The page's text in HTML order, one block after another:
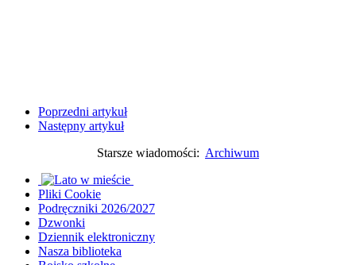
Poprzedni artykuł
Następny artykuł
Starsze wiadomości: Archiwum
Pliki Cookie
Podręczniki 2026/2027
Dzwonki
Dziennik elektroniczny
Nasza biblioteka